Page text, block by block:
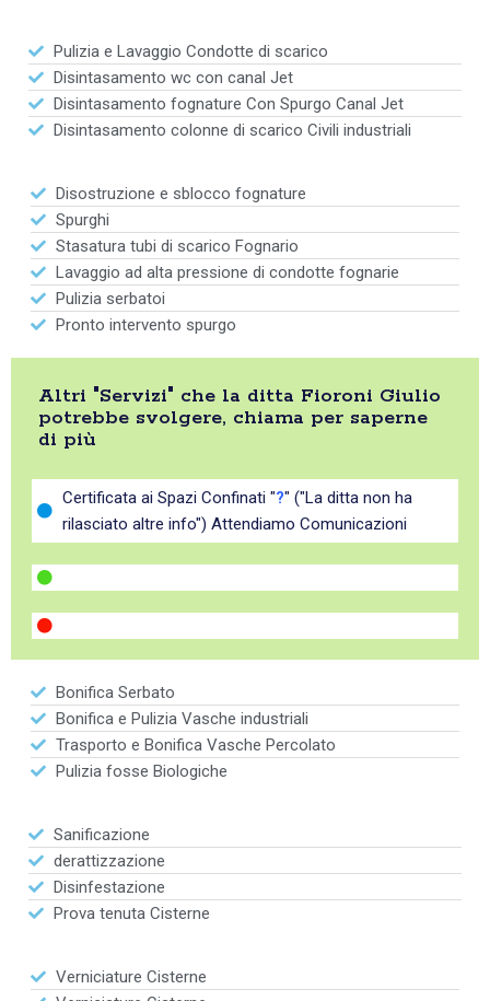
Pulizia e Lavaggio Condotte di scarico
Disintasamento wc con canal Jet
Disintasamento fognature Con Spurgo Canal Jet
Disintasamento colonne di scarico Civili industriali
Disostruzione e sblocco fognature
Spurghi
Stasatura tubi di scarico Fognario
Lavaggio ad alta pressione di condotte fognarie
Pulizia serbatoi
Pronto intervento spurgo
Altri "Servizi" che la ditta Fioroni Giulio
potrebbe svolgere, chiama per saperne
di più
Certificata ai Spazi Confinati "?" ("La ditta non ha
rilasciato altre info") Attendiamo Comunicazioni
Bonifica Serbato
Bonifica e Pulizia Vasche industriali
Trasporto e Bonifica Vasche Percolato
Pulizia fosse Biologiche
Sanificazione
derattizzazione
Disinfestazione
Prova tenuta Cisterne
Verniciature Cisterne